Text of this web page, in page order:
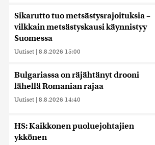
Sikarutto tuo metsästysrajoituksia –
vilkkain metsästyskausi käynnistyy
Suomessa
Uutiset | 8.8.2026 15:00
Bulgariassa on räjähtänyt drooni
lähellä Romanian rajaa
Uutiset | 8.8.2026 14:40
HS: Kaikkonen puoluejohtajien
ykkönen